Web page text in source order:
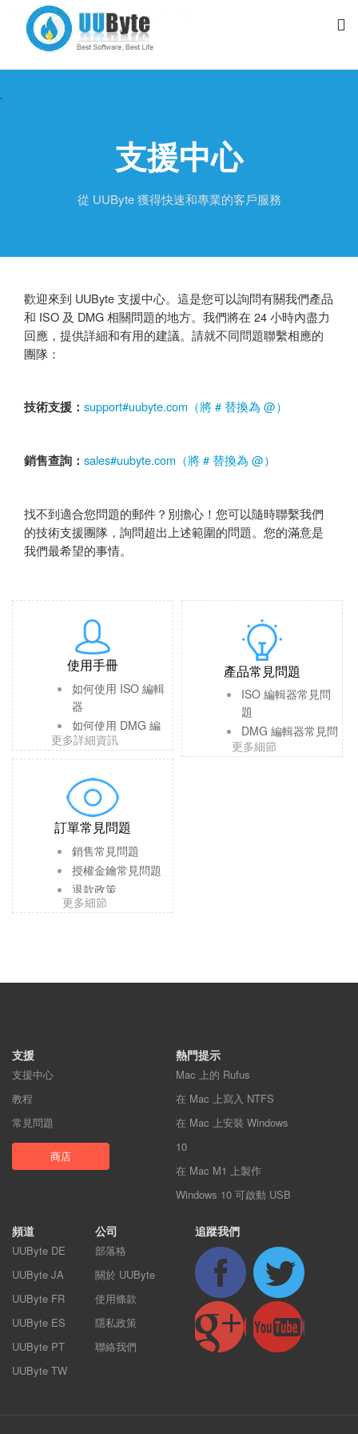
`
支援中心
從 UUByte 獲得快速和專業的客戶服務
歡迎來到 UUByte 支援中心。這是您可以詢問有關我們產品
和 ISO 及 DMG 相關問題的地方。我們將在 24 小時內盡力
回應，提供詳細和有用的建議。請就不同問題聯繫相應的
團隊：
技術支援： support#uubyte.com（將 # 替換為 @）
銷售查詢： sales#uubyte.com（將 # 替換為 @）
找不到適合您問題的郵件？別擔心！您可以隨時聯繫我們
的技術支援團隊，詢問超出上述範圍的問題。您的滿意是
我們最希望的事情。
使用手冊
如何使用 ISO 編輯
器
如何使用 DMG 編
輯器
如何使用
WintoUSB Pro
更多詳細資訊
產品常見問題
ISO 編輯器常見問
題
DMG 編輯器常見問
題
更多細節
訂單常見問題
銷售常見問題
授權金鑰常見問題
退款政策
更多細節
支援
支援中心
教程
常見問題
商店
熱門提示
Mac 上的 Rufus
在 Mac 上寫入 NTFS
在 Mac 上安裝 Windows
10
在 Mac M1 上製作
Windows 10 可啟動 USB
頻道
UUByte DE
UUByte JA
UUByte FR
UUByte ES
UUByte PT
UUByte TW
公司
部落格
關於 UUByte
使用條款
隱私政策
聯絡我們
追蹤我們